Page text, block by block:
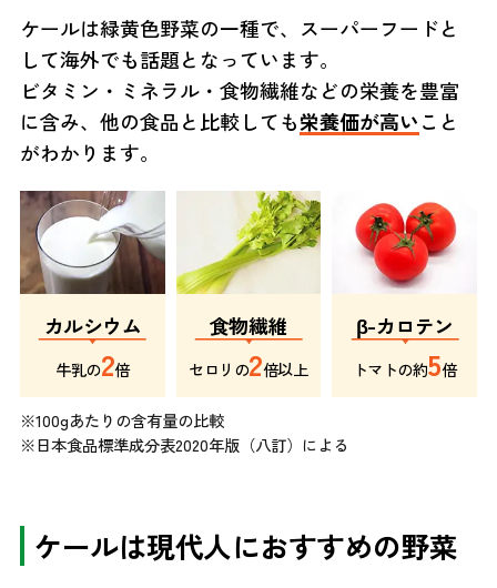
ケールは緑黄色野菜の一種で、スーパーフードと
して海外でも話題となっています。
ビタミン・ミネラル・食物繊維などの栄養を豊富
に含み、他の食品と比較しても栄養価が高いこと
がわかります。
カルシウム
牛乳の2倍
食物繊維
セロリの2倍以上
β-カロテン
トマトの約5倍
※100gあたりの含有量の比較
※日本食品標準成分表2020年版（八訂）による
ケールは現代人におすすめの野菜